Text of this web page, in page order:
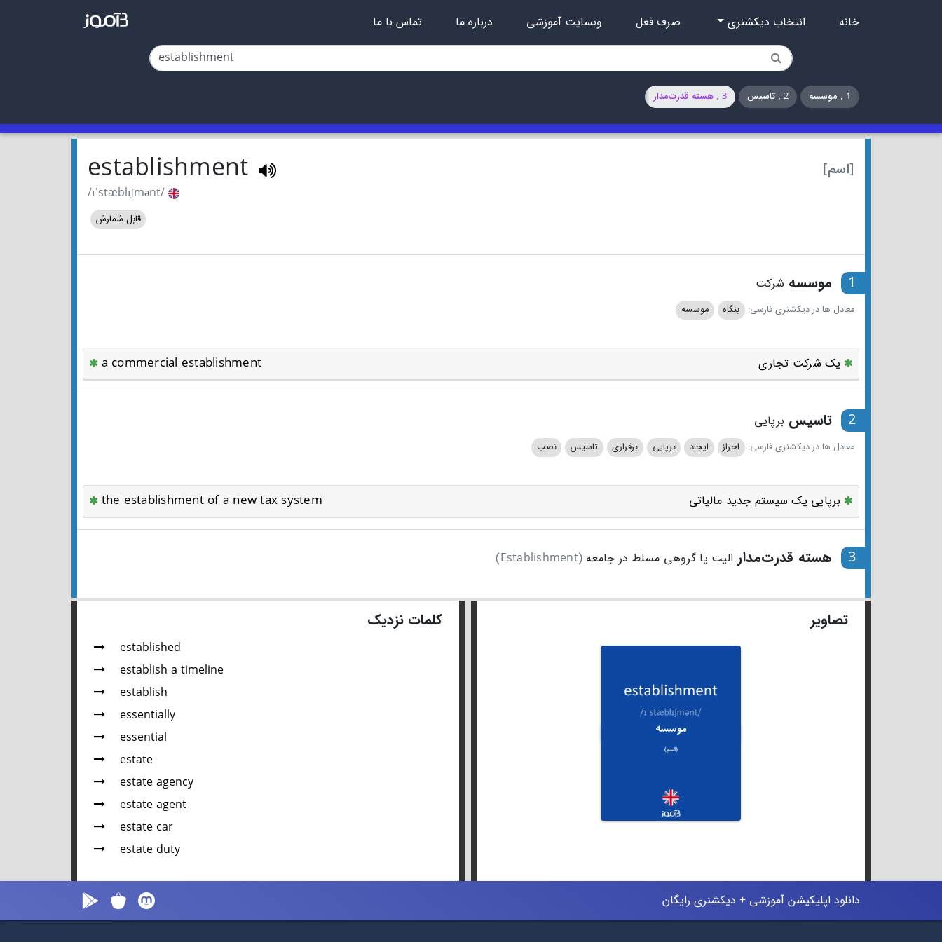
خانه انتخاب دیکشنری صرف فعل وبسایت آموزشی درباره ما تماس با ما
1 . موسسه 2 . تاسیس 3 . هسته قدرت‌مدار
[اسم] establishment
/ɪˈstæblɪʃmənt/
قابل شمارش
1 موسسه شرکت
معادل ها در دیکشنری فارسی: بنگاه موسسه
a commercial establishment یک شرکت تجاری
2 تاسیس برپایی
معادل ها در دیکشنری فارسی: احراز ایجاد برپایی برقراری تاسیس نصب
the establishment of a new tax system برپایی یک سیستم جدید مالیاتی
3 هسته قدرت‌مدار الیت یا گروهی مسلط در جامعه (Establishment)
تصاویر کلمات نزدیک
established
establish a timeline
establish
essentially
essential
estate
estate agency
estate agent
estate car
estate duty
دانلود اپلیکیشن آموزشی + دیکشنری رایگان